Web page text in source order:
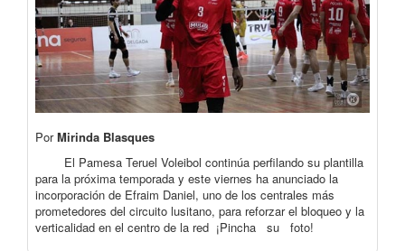
PorMirinda Blasques
El Pamesa Teruel Voleibol continúa perfilando su plantilla
para la próxima temporada y este viernes ha anunciado la
incorporación de Efraim Daniel, uno de los centrales más
prometedores del circuito lusitano, para reforzar el bloqueo y la
verticalidad en el centro de la red ¡Pincha su foto!